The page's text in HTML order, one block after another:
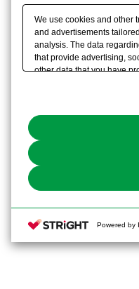
We use cookies and other
and advertisements
analysis. The data
that provide advertising,
other data that you have
the use of all Cookies
Powered by